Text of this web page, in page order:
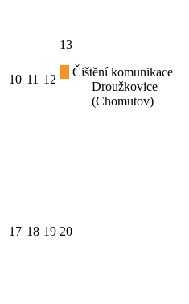
10 11 12
13
Čištění komunikace
Droužkovice
(Chomutov)
17 18 19 20